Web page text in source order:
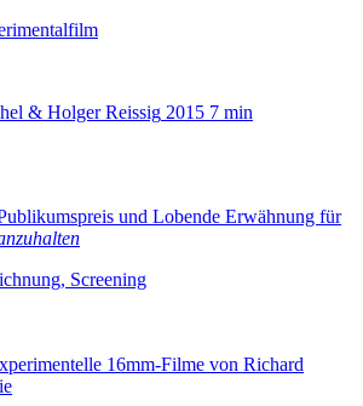
& Holger Reissig 2015 7 min
und Lobende Erwähnung für
Screening
16mm-Filme von Richard